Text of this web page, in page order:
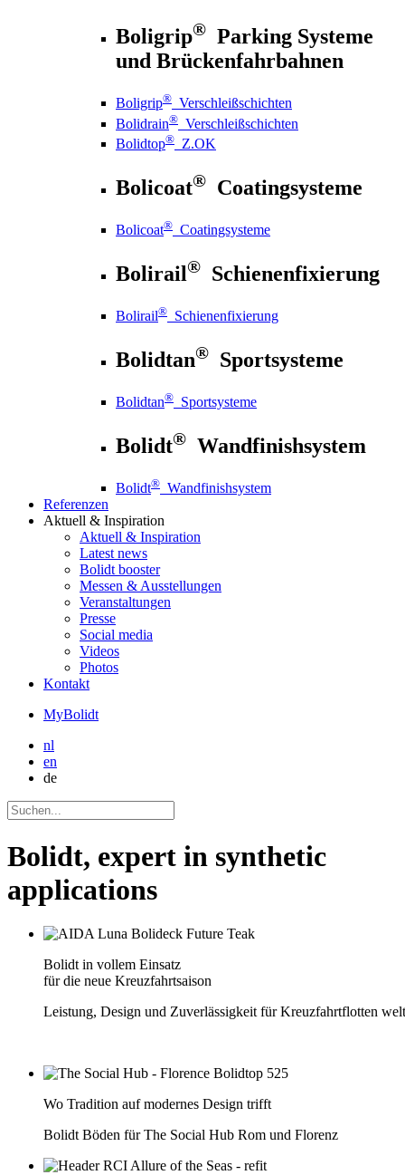
Boligrip® Parking Systeme
und Brückenfahrbahnen
Boligrip® Verschleißschichten
Bolidrain® Verschleißschichten
Bolidtop® Z.OK
Bolicoat® Coatingsysteme
Bolicoat® Coatingsysteme
Bolirail® Schienenfixierung
Bolirail® Schienenfixierung
Bolidtan® Sportsysteme
Bolidtan® Sportsysteme
Bolidt® Wandfinishsystem
Bolidt® Wandfinishsystem
Referenzen
Aktuell & Inspiration
Aktuell & Inspiration
Latest news
Bolidt booster
Messen & Ausstellungen
Veranstaltungen
Presse
Social media
Videos
Photos
Kontakt
MyBolidt
nl
en
de
Bolidt, expert in synthetic
applications
Bolidt in vollem Einsatz
für die neue Kreuzfahrtsaison
Leistung, Design und Zuverlässigkeit für Kreuzfahrtflotten
Wo Tradition auf modernes Design trifft
Bolidt Böden für The Social Hub Rom und Florenz